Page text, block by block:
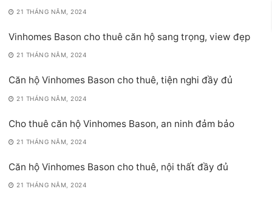
21 THÁNG NĂM, 2024
Vinhomes Bason cho thuê căn hộ sang trọng, view đẹp
21 THÁNG NĂM, 2024
Căn hộ Vinhomes Bason cho thuê, tiện nghi đầy đủ
21 THÁNG NĂM, 2024
Cho thuê căn hộ Vinhomes Bason, an ninh đảm bảo
21 THÁNG NĂM, 2024
Căn hộ Vinhomes Bason cho thuê, nội thất đầy đủ
21 THÁNG NĂM, 2024